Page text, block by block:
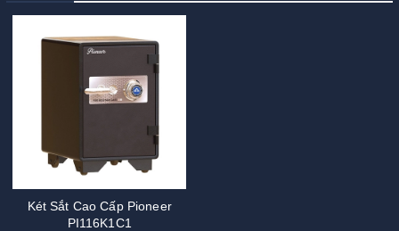
Két Sắt Cao Cấp Pioneer
PI116K1C1